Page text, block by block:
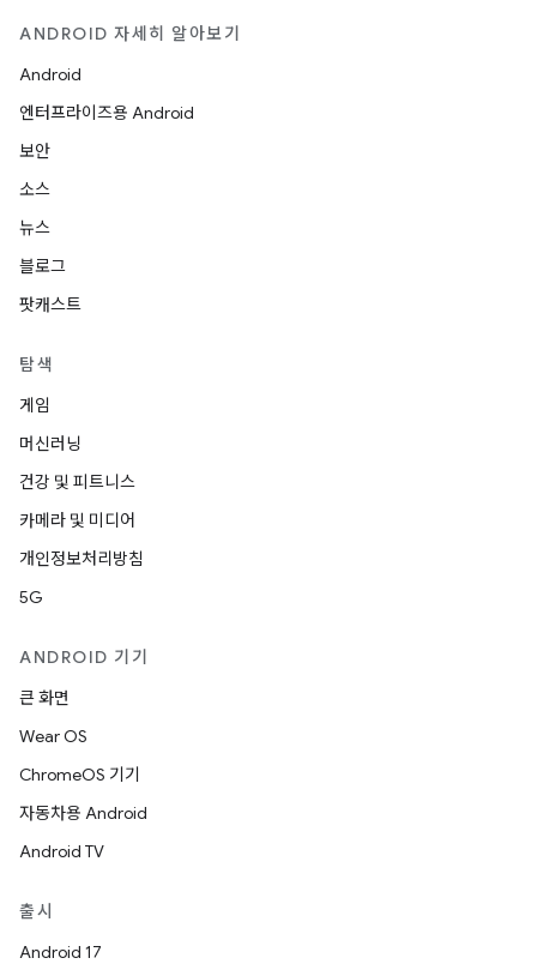
ANDROID 자세히 알아보기
Android
엔터프라이즈용 Android
보안
소스
뉴스
블로그
팟캐스트
탐색
게임
머신러닝
건강 및 피트니스
카메라 및 미디어
개인정보처리방침
5G
ANDROID 기기
큰 화면
Wear OS
ChromeOS 기기
자동차용 Android
Android TV
출시
Android 17